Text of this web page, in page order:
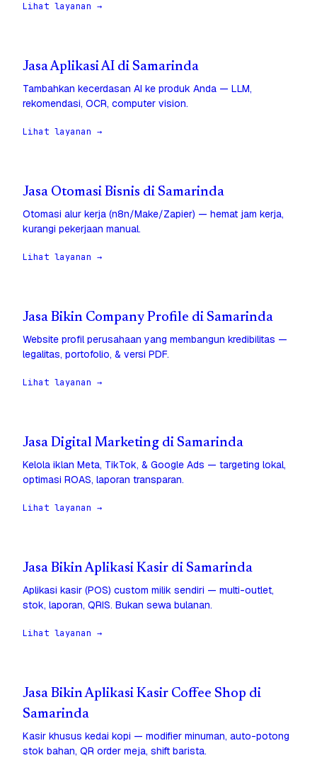
Lihat layanan →
Jasa Aplikasi AI di Samarinda
Tambahkan kecerdasan AI ke produk Anda — LLM,
rekomendasi, OCR, computer vision.
Lihat layanan →
Jasa Otomasi Bisnis di Samarinda
Otomasi alur kerja (n8n/Make/Zapier) — hemat jam kerja,
kurangi pekerjaan manual.
Lihat layanan →
Jasa Bikin Company Profile di Samarinda
Website profil perusahaan yang membangun kredibilitas —
legalitas, portofolio, & versi PDF.
Lihat layanan →
Jasa Digital Marketing di Samarinda
Kelola iklan Meta, TikTok, & Google Ads — targeting lokal,
optimasi ROAS, laporan transparan.
Lihat layanan →
Jasa Bikin Aplikasi Kasir di Samarinda
Aplikasi kasir (POS) custom milik sendiri — multi-outlet,
stok, laporan, QRIS. Bukan sewa bulanan.
Lihat layanan →
Jasa Bikin Aplikasi Kasir Coffee Shop di
Samarinda
Kasir khusus kedai kopi — modifier minuman, auto-potong
stok bahan, QR order meja, shift barista.